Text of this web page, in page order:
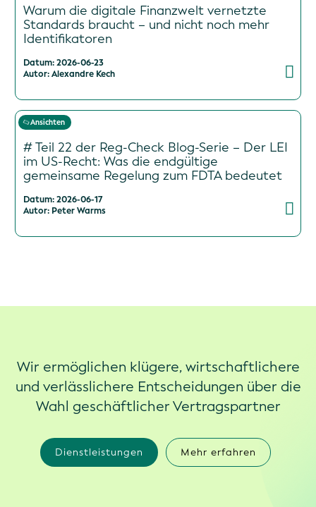
Warum die digitale Finanzwelt vernetzte
Standards braucht – und nicht noch mehr
Identifikatoren
Datum: 2026-06-23
Autor: Alexandre Kech
Ansichten
# Teil 22 der Reg-Check Blog-Serie – Der LEI
im US-Recht: Was die endgültige
gemeinsame Regelung zum FDTA bedeutet
Datum: 2026-06-17
Autor: Peter Warms
Wir ermöglichen klügere, wirtschaftlichere
und verlässlichere Entscheidungen über die
Wahl geschäftlicher Vertragspartner
Dienstleistungen Mehr erfahren